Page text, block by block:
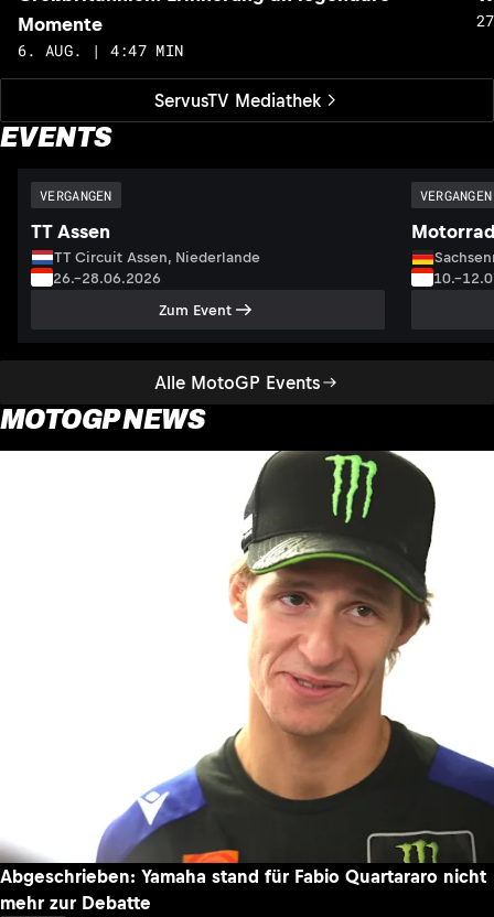
ServusTV Mediathek
Momente
6. AUG. | 4:47 MIN
EVENTS
Alle MotoGP Events
VERGANGEN
TT Assen
TT Circuit Assen, Niederlande
26.–28.06.2026
Zum Event
VERGANGEN
MOTOGP NEWS
Abgeschrieben: Yamaha stand für Fabio Quartararo nicht
mehr zur Debatte